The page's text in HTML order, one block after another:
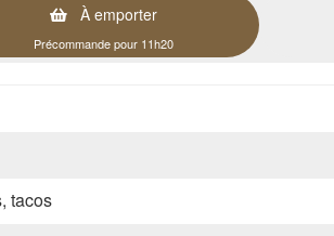
À emporter
Précommande pour 11h20
tacos